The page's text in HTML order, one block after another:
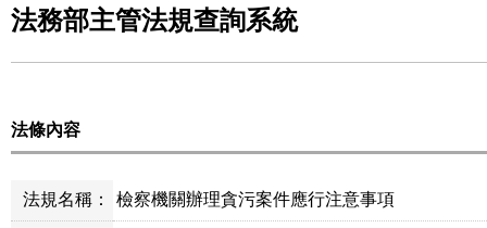
法務部主管法規查詢系統
法條內容
法規名稱： 檢察機關辦理貪污案件應行注意事項